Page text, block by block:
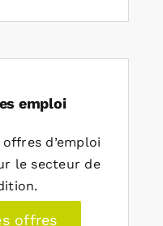
emploi
d’emploi
le secteur de
offres